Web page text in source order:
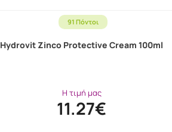
91 Πόντοι
Hydrovit Zinco Protective Cream 100ml
Η τιμή μας
11.27€